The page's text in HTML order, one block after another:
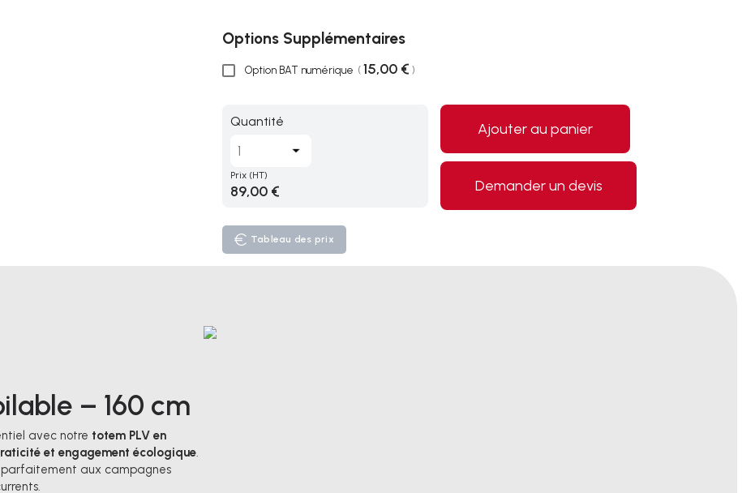
Options Supplémentaires
Option BAT numérique ( 15,00 € )
Quantité
Prix (HT)
89,00 €
Tableau des prix
Ajouter au panier
Demander un devis
– 160 cm
avec notre totem PLV en
et engagement écologique.
parfaitement aux campagnes